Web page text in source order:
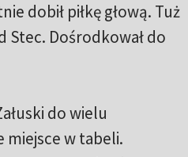
dobił piłkę głową. Tuż
Stec. Dośrodkował do
do wielu
miejsce w tabeli.